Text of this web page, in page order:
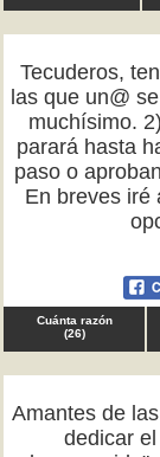
Tecuderos,
las que un@
muchísimo.
parará hasta
paso o
En breves iré
Cuánta razón
(26)
Amantes de
dedicar